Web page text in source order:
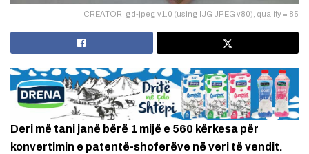
CREATOR: gd-jpeg v1.0 (using IJG JPEG v80), quality = 85
Deri më tani janë bërë 1 mijë e 560 kërkesa për
konvertimin e patentë-shoferëve në veri të vendit.